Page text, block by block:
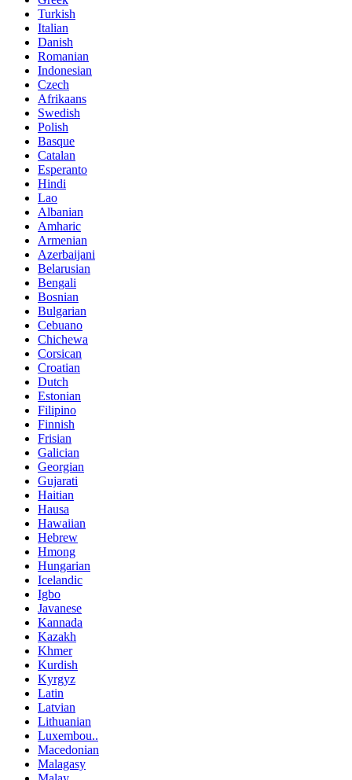
Turkish
Italian
Danish
Romanian
Indonesian
Czech
Afrikaans
Swedish
Polish
Basque
Catalan
Esperanto
Hindi
Lao
Albanian
Amharic
Armenian
Azerbaijani
Belarusian
Bengali
Bosnian
Bulgarian
Cebuano
Chichewa
Corsican
Croatian
Dutch
Estonian
Filipino
Finnish
Frisian
Galician
Georgian
Gujarati
Haitian
Hausa
Hawaiian
Hebrew
Hmong
Hungarian
Icelandic
Igbo
Javanese
Kannada
Kazakh
Khmer
Kurdish
Kyrgyz
Latin
Latvian
Lithuanian
Luxembou..
Macedonian
Malagasy